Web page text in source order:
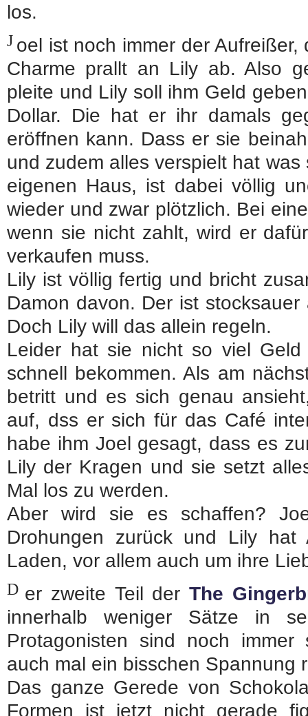
los.
J oel ist noch immer der
Charme prallt an Lily ab. Also
pleite und Lily soll ihm Geld
Dollar. Die hat er ihr damals
eröffnen kann. Dass er sie
und zudem alles verspielt hat
eigenen Haus, ist dabei völlig
wieder und zwar plötzlich. Bei
wenn sie nicht zahlt, wird er
verkaufen muss.
Lily ist völlig fertig und bricht
Damon davon. Der ist
Doch Lily will das allein regeln.
Leider hat sie nicht so viel
schnell bekommen. Als am
betritt und es sich genau
auf, dss er sich für das Café
habe ihm Joel gesagt, dass es
Lily der Kragen und sie setzt
Mal los zu werden.
Aber wird sie es schaffen?
Drohungen zurück und Lily
Laden, vor allem auch um ihre
D er zweite Teil derThe
innerhalb weniger Sätze in
Protagonisten sind noch
auch mal ein bisschen Spannung
Das ganze Gerede von
Formen ist jetzt nicht gerade